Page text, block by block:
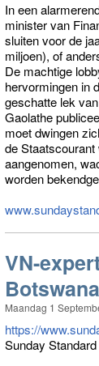
In een
minister van
sluiten voor de
miljoen), of
De machtige
hervormingen in
geschatte lek
Gaolathe
moet dwingen
de
aangenomen,
worden
VN-
Maandag 1
https://
Sunday